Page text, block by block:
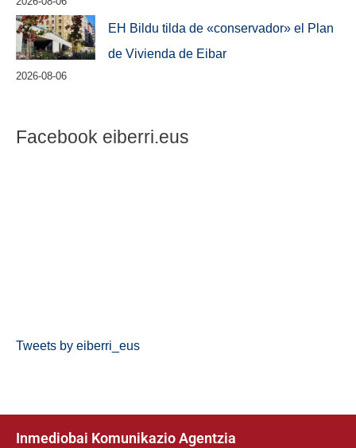
EH Bildu tilda de «conservador» el Plan
de Vivienda de Eibar
2026-08-06
Facebook eiberri.eus
Tweets by eiberri_eus
Inmediobai Komunikazio Agentzia